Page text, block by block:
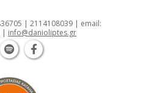
| 2114108039 | email:
| info@danioliptes.gr